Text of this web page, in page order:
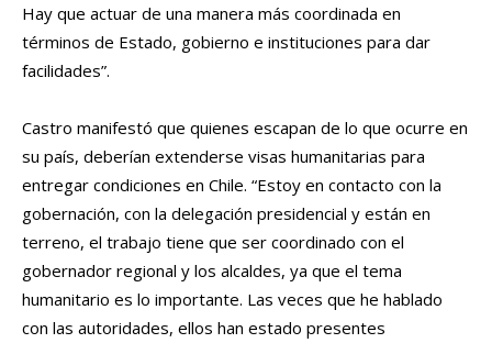
Hay que actuar de una manera más coordinada en
términos de Estado, gobierno e instituciones para dar
facilidades”.
Castro manifestó que quienes escapan de lo que ocurre en
su país, deberían extenderse visas humanitarias para
entregar condiciones en Chile. “Estoy en contacto con la
gobernación, con la delegación presidencial y están en
terreno, el trabajo tiene que ser coordinado con el
gobernador regional y los alcaldes, ya que el tema
humanitario es lo importante. Las veces que he hablado
con las autoridades, ellos han estado presentes